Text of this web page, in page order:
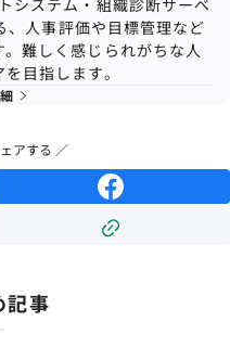
システム・組織診断サーベ
人事評価や目標管理など
難しく感じられがちな人
目指します。
アする ／
記事